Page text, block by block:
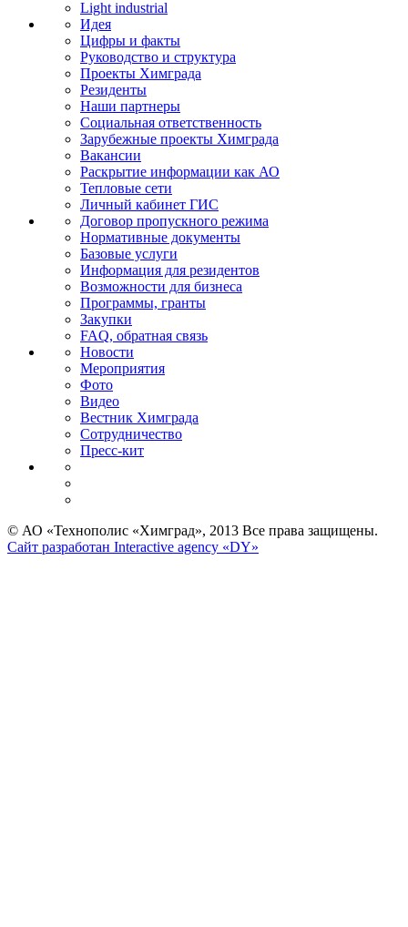
Light industrial
Идея
Цифры и факты
Руководство и структура
Проекты Химграда
Резиденты
Наши партнеры
Социальная ответственность
Зарубежные проекты Химграда
Вакансии
Раскрытие информации как АО
Тепловые сети
Личный кабинет ГИС
Договор пропускного режима
Нормативные документы
Базовые услуги
Информация для резидентов
Возможности для бизнеса
Программы, гранты
Закупки
FAQ, обратная связь
Новости
Мероприятия
Фото
Видео
Вестник Химграда
Сотрудничество
Пресс-кит
© АО «Технополис «Химград», 2013 Все права защищены.
Сайт разработан Interactive agency «DY»